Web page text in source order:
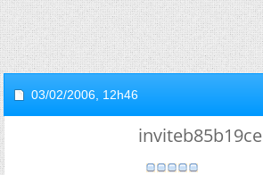
03/02/2006, 12h46
inviteb85b19ce